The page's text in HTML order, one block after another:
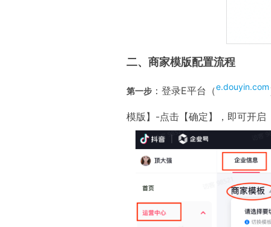
二、商家模版配置流程
第一步 ：登录E平台（e.douyin.com
模版】-点击【确定】，即可开